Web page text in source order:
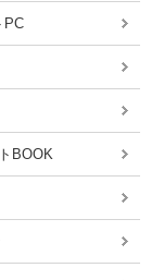
PC
BOOK